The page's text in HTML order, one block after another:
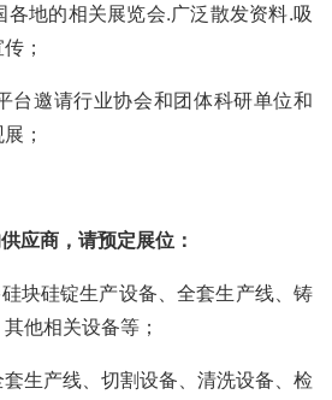
各地的相关展览会.广泛散发资料.吸
；
邀请行业协会和团体科研单位和
；
应商，请预定展位 ：
块硅锭生产设备、全套生产线、铸
他相关设备等；
生产线、切割设备、清洗设备、检